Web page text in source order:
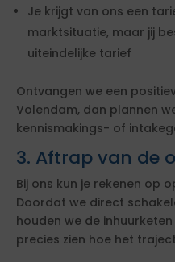
Je krijgt van ons een
marktsituatie, maar jij
uiteindelijke tarief
Ontvangen we een
Volendam, dan plannen
kennismakings- of
3. Aftrap van de
Bij ons kun je rekenen op
Doordat we direct
houden we de
precies zien hoe het